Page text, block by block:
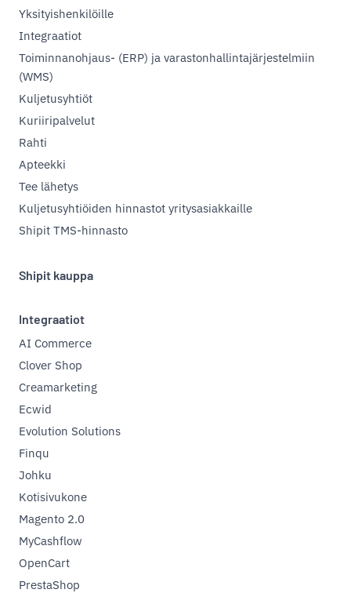
Yksityishenkilöille
Integraatiot
Toiminnanohjaus- (ERP) ja varastonhallintajärjestelmiin
(WMS)
Kuljetusyhtiöt
Kuriiripalvelut
Rahti
Apteekki
Tee lähetys
Kuljetusyhtiöiden hinnastot yritysasiakkaille
Shipit TMS-hinnasto
Shipit kauppa
Integraatiot
AI Commerce
Clover Shop
Creamarketing
Ecwid
Evolution Solutions
Finqu
Johku
Kotisivukone
Magento 2.0
MyCashflow
OpenCart
PrestaShop